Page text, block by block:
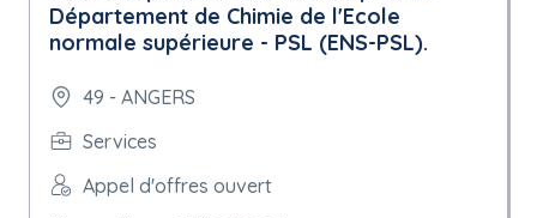
Département de Chimie de l'Ecole
normale supérieure - PSL (ENS-PSL).
49 - ANGERS
Services
Appel d'offres ouvert